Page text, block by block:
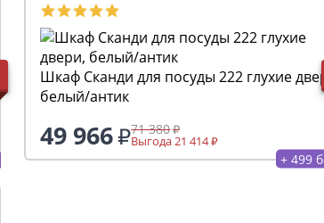
Шкаф Сканди для посуды 222 глухие
белый/антик
49 966 71 380
Выгода 21 414
+ 499